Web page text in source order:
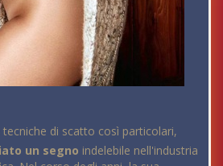
tecniche di scatto così particolari,
un segno indelebile nell'industria